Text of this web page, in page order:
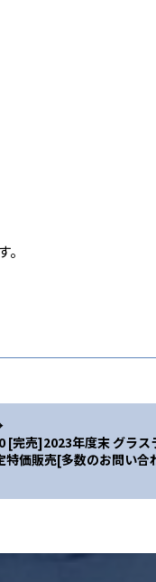
[完売]2023年度末 グラス
特価販売[多数のお問い合